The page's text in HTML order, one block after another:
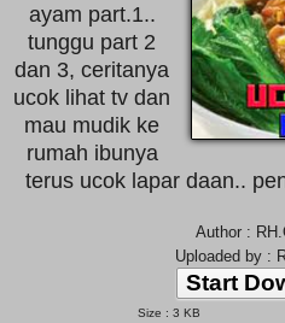
ayam part.1..
tunggu part 2
dan 3, ceritanya
ucok lihat tv dan
mau mudik ke
rumah ibunya
terus ucok lapar daan..
Author :
Uploaded by :
Start
Size : 3 KB